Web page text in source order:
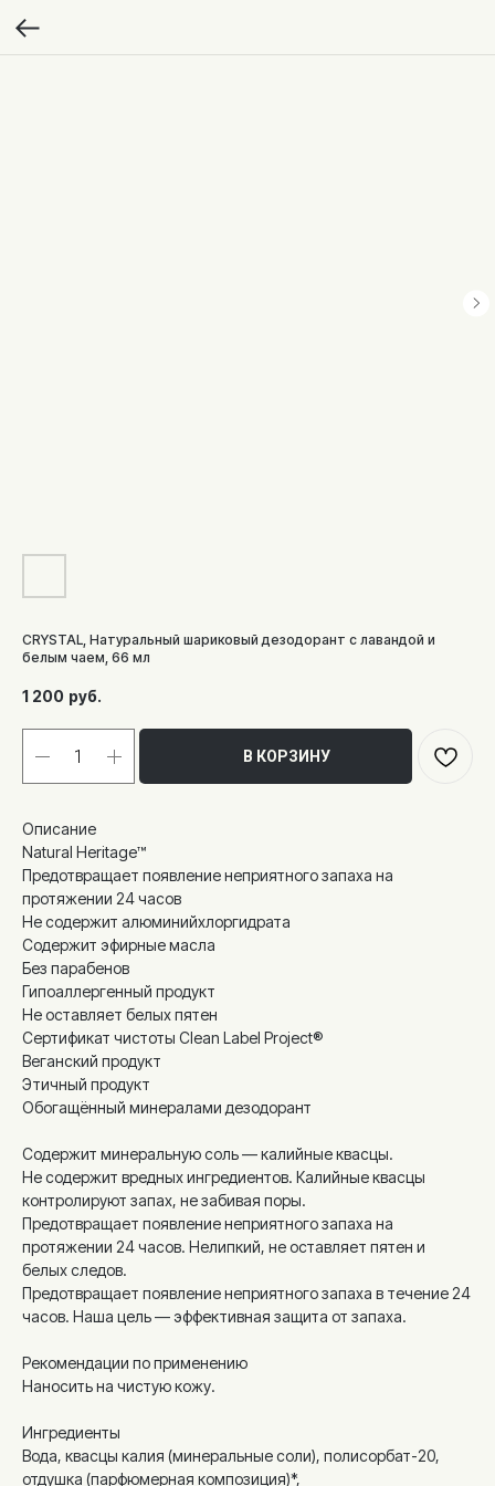
CRYSTAL, Натуральный шариковый дезодорант с лавандой и
белым чаем, 66 мл
1 200 руб.
В КОРЗИНУ
Описание
Natural Heritage™
Предотвращает появление неприятного запаха на
протяжении 24 часов
Не содержит алюминийхлоргидрата
Содержит эфирные масла
Без парабенов
Гипоаллергенный продукт
Не оставляет белых пятен
Сертификат чистоты Clean Label Project®
Веганский продукт
Этичный продукт
Обогащённый минералами дезодорант
Содержит минеральную соль — калийные квасцы.
Не содержит вредных ингредиентов. Калийные квасцы
контролируют запах, не забивая поры.
Предотвращает появление неприятного запаха на
протяжении 24 часов. Нелипкий, не оставляет пятен и
белых следов.
Предотвращает появление неприятного запаха в течение 24
часов. Наша цель — эффективная защита от запаха.
Рекомендации по применению
Наносить на чистую кожу.
Ингредиенты
Вода, квасцы калия (минеральные соли), полисорбат-20,
отдушка (парфюмерная композиция)*,